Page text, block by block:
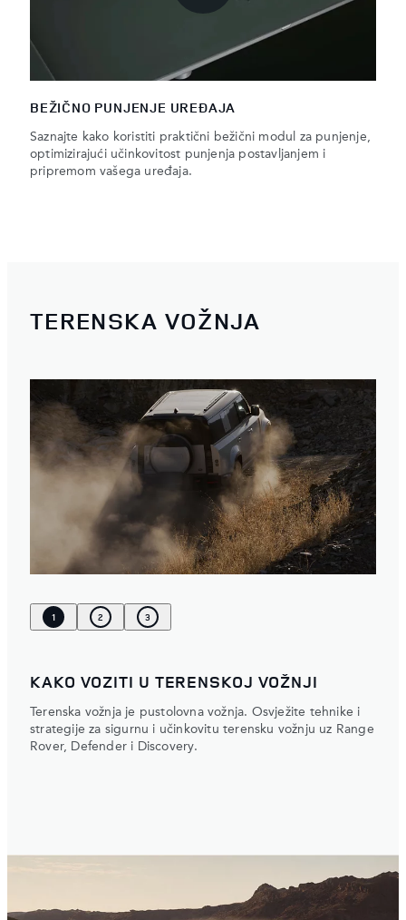
BEŽIČNO PUNJENJE UREĐAJA
Saznajte kako koristiti praktični bežični modul za punjenje,
optimizirajući učinkovitost punjenja postavljanjem i
pripremom vašega uređaja.
TERENSKA VOŽNJA
1 2 3
KAKO VOZITI U TERENSKOJ VOŽNJI
Terenska vožnja je pustolovna vožnja. Osvježite tehnike i
strategije za sigurnu i učinkovitu terensku vožnju uz Range
Rover, Defender i Discovery.